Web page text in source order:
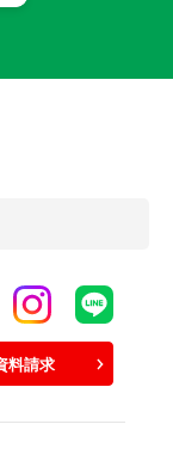
料請求